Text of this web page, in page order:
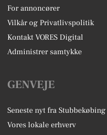
For annoncører
Vilkår og Privatlivspolitik
Kontakt VORES Digital
Administrer samtykke
GENVEJE
Seneste nyt fra Stubbekøbing
Vores lokale erhverv